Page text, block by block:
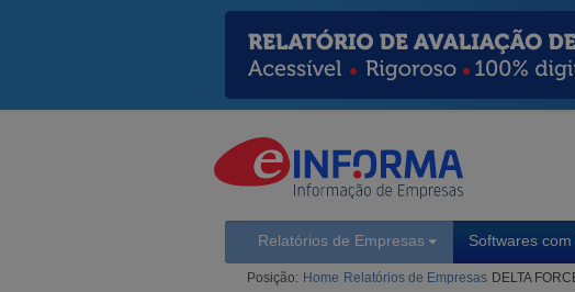
Relatórios de Empresas Softwares
Posição: Home Relatórios de Empresas DELTA